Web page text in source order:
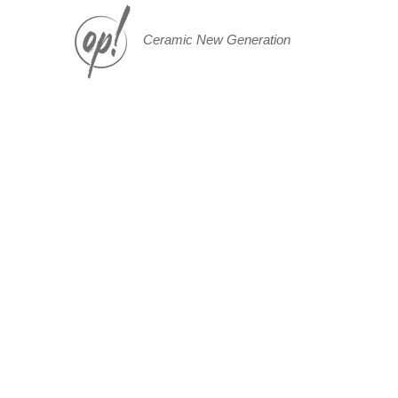
Ceramic New Generation